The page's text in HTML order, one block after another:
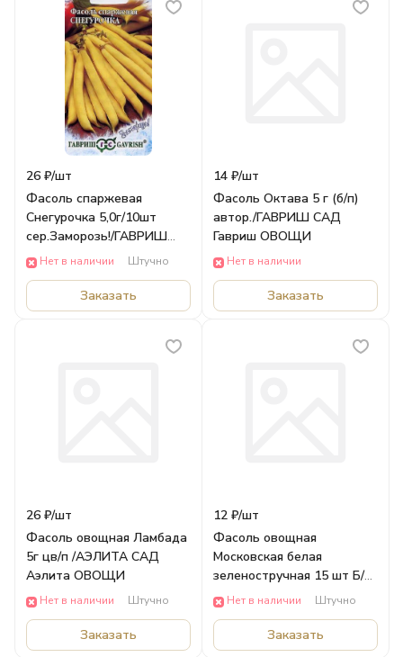
26 ₽/шт
Фасоль спаржевая
Снегурочка 5,0г/10шт
сер.Заморозь!/ГАВРИШ
САД Гавриш ОВОЩИ
Нет в наличии Штучно
Заказать
14 ₽/шт
Фасоль Октава 5 г (б/п)
автор./ГАВРИШ САД
Гавриш ОВОЩИ
Нет в наличии
Заказать
26 ₽/шт
Фасоль овощная Ламбада
5г цв/п /АЭЛИТА САД
Аэлита ОВОЩИ
Нет в наличии Штучно
Заказать
12 ₽/шт
Фасоль овощная
Московская белая
зеленостручная 15 шт Б/П/
АЭЛИТА САД Аэлита
Нет в наличии Штучно
Заказать